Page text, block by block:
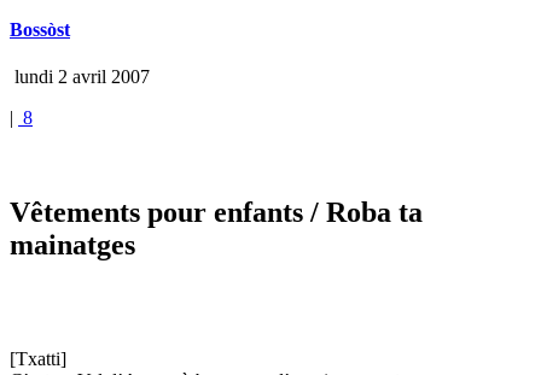
Bossòst
lundi 2 avril 2007
| 8
Vêtements pour enfants / Roba ta
mainatges
[Txatti]